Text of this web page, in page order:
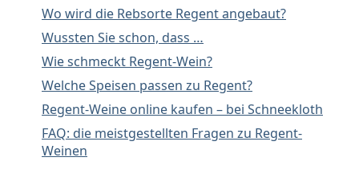
Wo wird die Rebsorte Regent angebaut?
Wussten Sie schon, dass …
Wie schmeckt Regent-Wein?
Welche Speisen passen zu Regent?
Regent-Weine online kaufen – bei Schneekloth
FAQ: die meistgestellten Fragen zu Regent-
Weinen